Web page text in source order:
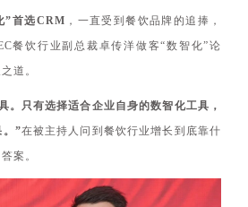
”首选CRM ，一直受到餐饮品牌的追捧，
餐饮行业副总裁卓传洋做客“数智化”论
道。
。只有选择适合企业自身的数智化工具，
。”在被主持人问到餐饮行业增长到底靠什
案。